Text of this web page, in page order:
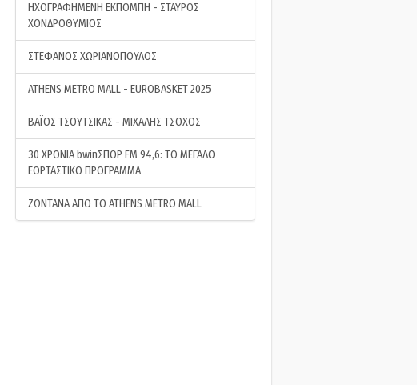
ΗΧΟΓΡΑΦΗΜΕΝΗ ΕΚΠΟΜΠΗ - ΣΤΑΥΡΟΣ
ΧΟΝΔΡΟΘΥΜΙΟΣ
ΣΤΕΦΑΝΟΣ ΧΩΡΙΑΝΟΠΟΥΛΟΣ
ATHENS METRO MALL - EUROBASKET 2025
ΒΑΪΟΣ ΤΣΟΥΤΣΙΚΑΣ - ΜΙΧΑΛΗΣ ΤΣΟΧΟΣ
30 ΧΡΟΝΙΑ bwinΣΠΟΡ FM 94,6: ΤΟ ΜΕΓΑΛΟ
ΕΟΡΤΑΣΤΙΚΟ ΠΡΟΓΡΑΜΜΑ
ΖΩΝΤΑΝΑ ΑΠΟ ΤΟ ATHENS METRO MALL